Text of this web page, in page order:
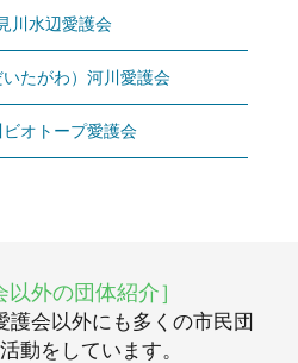
川水辺愛護会
たがわ）河川愛護会
オトープ愛護会
以外の団体紹介］
護会以外にも多くの市民団
動をしています。